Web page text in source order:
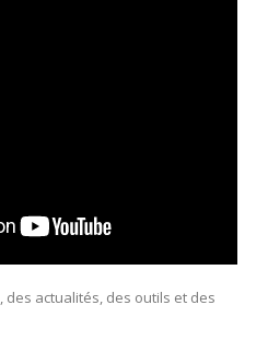
actualités, des outils et des